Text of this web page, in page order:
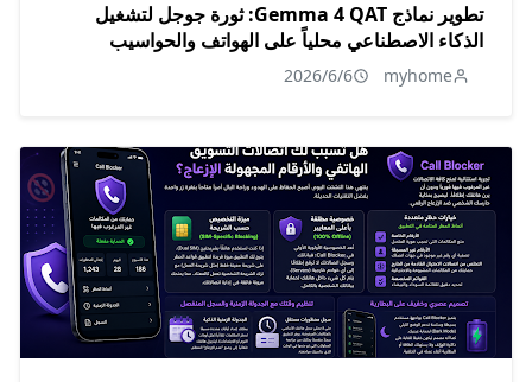
تطوير نماذج Gemma 4 QAT: ثورة جوجل لتشغيل
الذكاء الاصطناعي محلياً على الهواتف والحواسيب
myhome
2026/6/6